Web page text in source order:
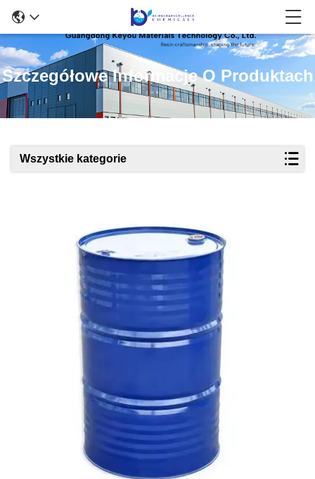
Szczegółowe Informacje O Produktach
Wszystkie kategorie